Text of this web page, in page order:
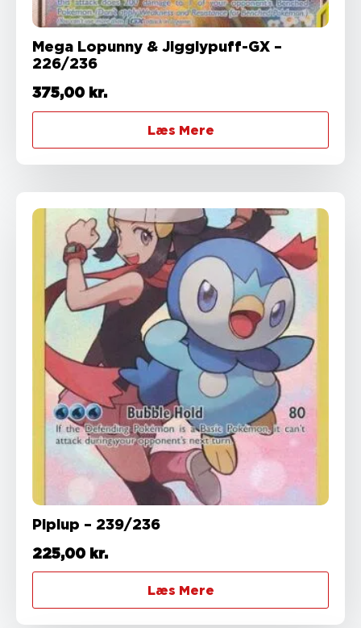
Mega Lopunny & Jigglypuff-GX –
226/236
375,00 kr.
Læs Mere
Piplup – 239/236
225,00 kr.
Læs Mere